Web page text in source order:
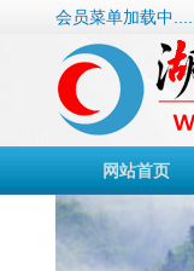
会员菜单加载中......
网站首页